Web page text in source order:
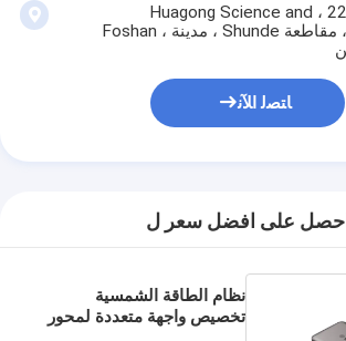
الغرفة 322 ، بلوك 22 ، Huagong Science and
Technology Park ، مقاطعة Shunde ، مدينة Foshan ،
ﺎﺘﺼﻟ ﺍﻶﻧ
احصل على افضل سعر ل
نظام الطاقة الشمسية
تخصيص واجهة متعددة لمحور